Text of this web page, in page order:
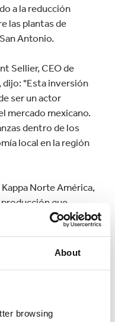
About
browsing
a la reducción
las plantas de
Antonio.
Sellier, CEO de
dijo: "Esta inversión
ser un actor
mercado mexicano.
dentro de los
local en la región
Norte América,
producción que
ha reforzado
en la región.
los requisitos de